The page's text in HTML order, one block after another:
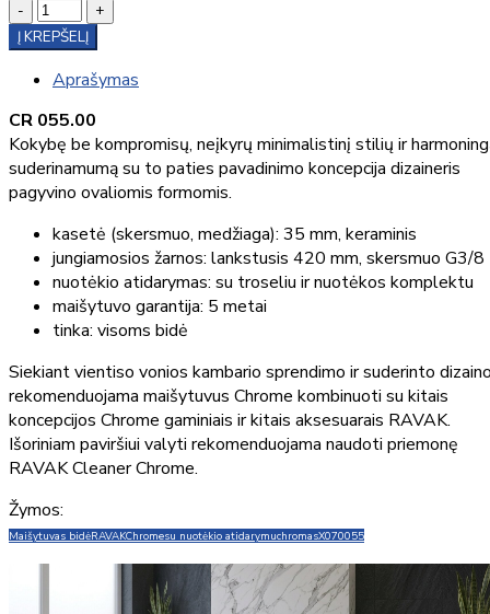
-
+
Į KREPŠELĮ
Aprašymas
CR 055.00
Kokybę be kompromisų, neįkyrų minimalistinį stilių ir
suderinamumą su to paties pavadinimo koncepcija dizaineris
pagyvino ovaliomis formomis.
kasetė (skersmuo, medžiaga): 35 mm, keraminis
jungiamosios žarnos: lankstusis 420 mm, skersmuo G3/8
nuotėkio atidarymas: su troseliu ir nuotėkos komplektu
maišytuvo garantija: 5 metai
tinka: visoms bidė
Siekiant vientiso vonios kambario sprendimo ir suderinto
rekomenduojama maišytuvus Chrome kombinuoti su kitais
koncepcijos Chrome gaminiais ir kitais aksesuarais RAVAK.
Išoriniam paviršiui valyti rekomenduojama naudoti priemonę
RAVAK Cleaner Chrome.
Žymos:
Maišytuvas bidėRAVAKChromesu nuotėkio atidarymuchromasX070055